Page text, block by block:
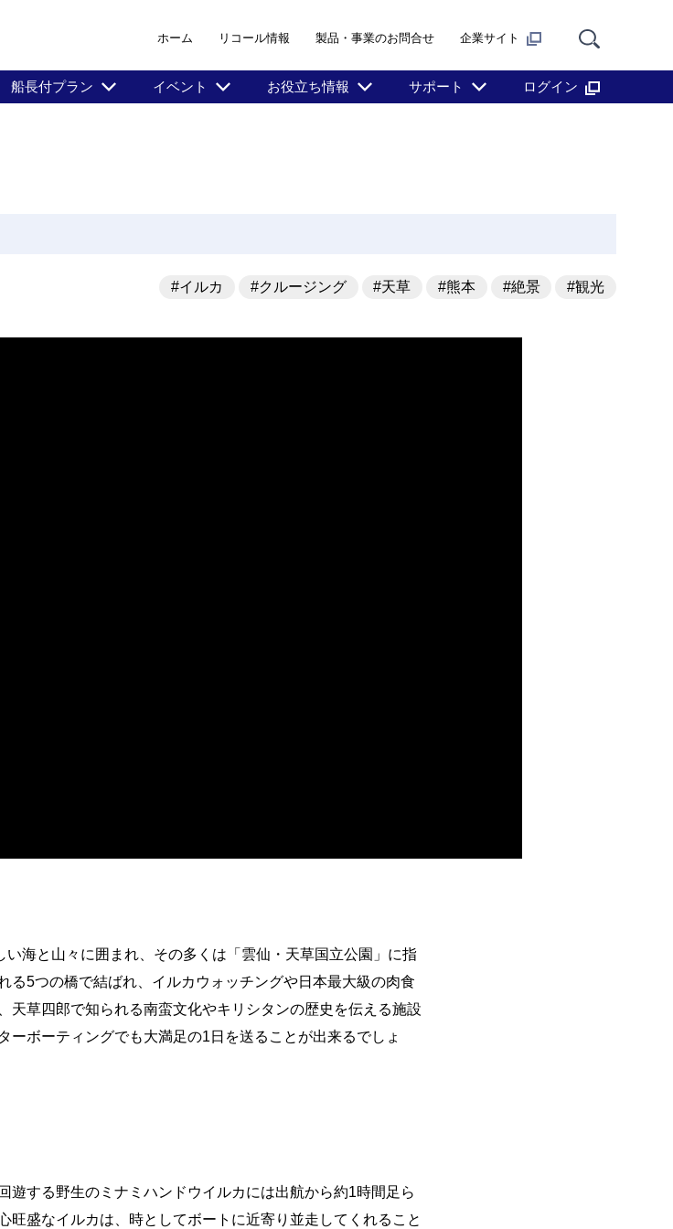
ホーム リコール情報 製品・事業のお問合せ 企業サイト
船長付プラン イベント お役立ち情報 サポート ログイン
#イルカ #クルージング #天草 #熊本 #絶景 #観光
海と山々に囲まれ、その多くは「雲仙・天草国立公園」に指
る5つの橋で結ばれ、イルカウォッチングや日本最大級の肉食
天草四郎で知られる南蛮文化やキリシタンの歴史を伝える施設
ーボーティングでも大満足の1日を送ることが出来るでしょ
遊する野生のミナミハンドウイルカには出航から約1時間足ら
旺盛なイルカは、時としてボートに近寄り並走してくれること